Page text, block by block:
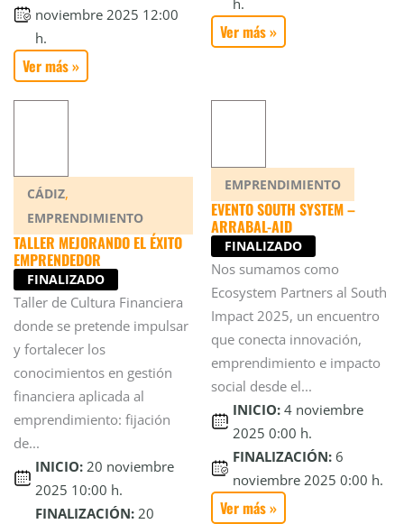
noviembre 2025 12:00
h.
Ver más »
Ver más »
CÁDIZ,
EMPRENDIMIENTO
TALLER MEJORANDO EL ÉXITO
EMPRENDEDOR
FINALIZADO
Taller de Cultura Financiera
donde se pretende impulsar
y fortalecer los
conocimientos en gestión
financiera aplicada al
emprendimiento: fijación
de...
INICIO: 20 noviembre
2025 10:00 h.
FINALIZACIÓN: 20
EMPRENDIMIENTO
EVENTO SOUTH SYSTEM –
ARRABAL-AID
FINALIZADO
Nos sumamos como
Ecosystem Partners al South
Impact 2025, un encuentro
que conecta innovación,
emprendimiento e impacto
social desde el...
INICIO: 4 noviembre
2025 0:00 h.
FINALIZACIÓN: 6
noviembre 2025 0:00 h.
Ver más »